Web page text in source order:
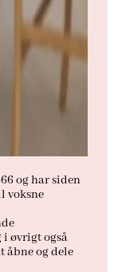
og har siden
voksne
i øvrigt også
åbne og dele